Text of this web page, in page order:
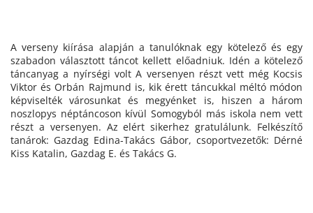
A verseny kiírása alapján a tanulóknak egy kötelező és egy
szabadon választott táncot kellett előadniuk. Idén a kötelező
táncanyag a nyírségi volt A versenyen részt vett még Kocsis
Viktor és Orbán Rajmund is, kik érett táncukkal méltó módon
képviselték városunkat és megyénket is, hiszen a három
noszlopys néptáncoson kívül Somogyból más iskola nem vett
részt a versenyen. Az elért sikerhez gratulálunk. Felkészítő
tanárok: Gazdag Edina-Takács Gábor, csoportvezetők: Dérné
Kiss Katalin, Gazdag E. és Takács G.